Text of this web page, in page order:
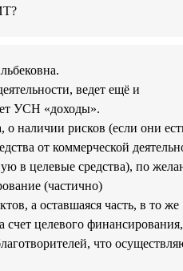
ведет ещё и
УСН «доходы».
о наличии рисков (если они
от коммерческой
в целевые средства), по
(частично)
а оставшаяся часть, в то же
счет целевого финансирования,
что